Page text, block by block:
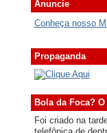
Anuncie
Conheça nosso
Propaganda
Bola da Foca?
Foi criado na